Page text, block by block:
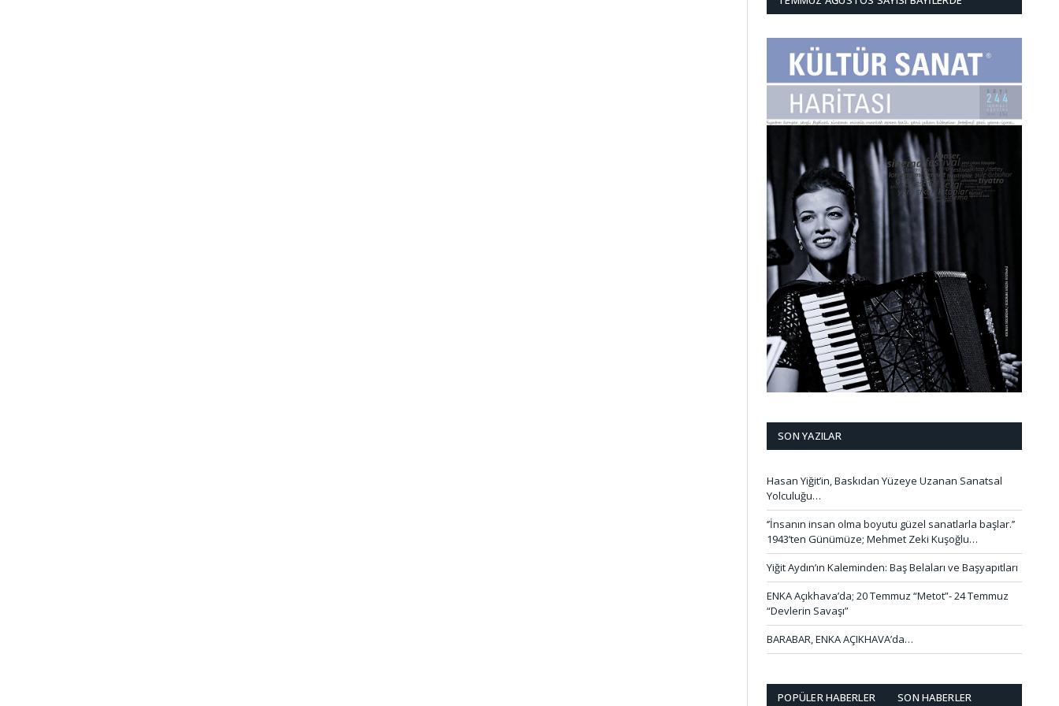
SON YAZILAR
Hasan Yiğit’in, Baskıdan Yüzeye Uzanan Sanatsal
Yolculuğu…
‘’İnsanın insan olma boyutu güzel sanatlarla başlar.’’
1943’ten Günümüze; Mehmet Zeki Kuşoğlu…
Yiğit Aydın’ın Kaleminden: Baş Belaları ve Başyapıtları
ENKA Açıkhava’da; 20 Temmuz “Metot”- 24 Temmuz
“Devlerin Savaşı”
BARABAR, ENKA AÇIKHAVA’da…
POPÜLER HABERLER SON HABERLER